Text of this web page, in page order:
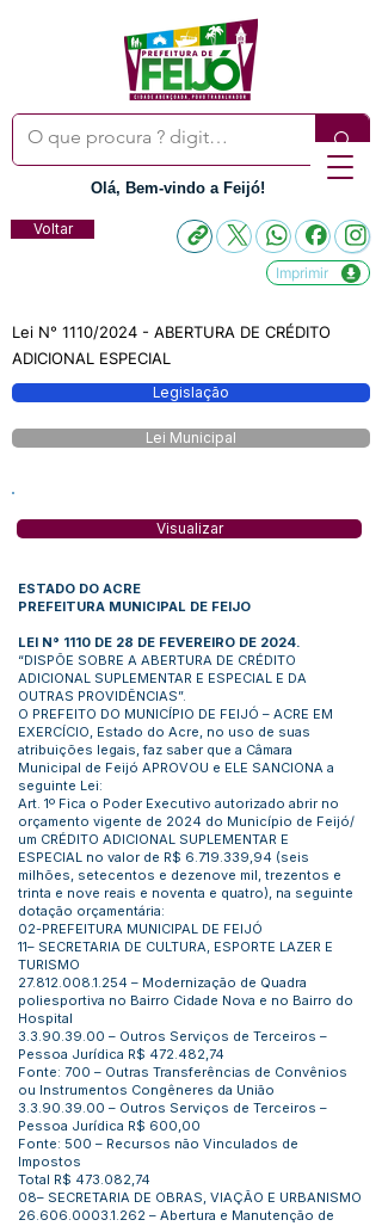
Olá, Bem-vindo a Feijó!
Voltar
Imprimir
Lei N° 1110/2024 - ABERTURA DE CRÉDITO
ADICIONAL ESPECIAL
Legislação
Lei Municipal
Visualizar
ESTADO DO ACRE
PREFEITURA MUNICIPAL DE FEIJO
LEI N° 1110 DE 28 DE FEVEREIRO DE 2024.
“DISPÕE SOBRE A ABERTURA DE CRÉDITO
ADICIONAL SUPLEMENTAR E ESPECIAL E DA
OUTRAS PROVIDÊNCIAS”.
O PREFEITO DO MUNICÍPIO DE FEIJÓ – ACRE EM
EXERCÍCIO, Estado do Acre, no uso de suas
atribuições legais, faz saber que a Câmara
Municipal de Feijó APROVOU e ELE SANCIONA a
seguinte Lei:
Art. 1º Fica o Poder Executivo autorizado abrir no
orçamento vigente de 2024 do Município de Feijó/
um CRÉDITO ADICIONAL SUPLEMENTAR E
ESPECIAL no valor de R$ 6.719.339,94 (seis
milhões, setecentos e dezenove mil, trezentos e
trinta e nove reais e noventa e quatro), na seguinte
dotação orçamentária:
02-PREFEITURA MUNICIPAL DE FEIJÓ
11– SECRETARIA DE CULTURA, ESPORTE LAZER E
TURISMO
27.812.008.1.254 – Modernização de Quadra
poliesportiva no Bairro Cidade Nova e no Bairro do
Hospital
3.3.90.39.00 – Outros Serviços de Terceiros –
Pessoa Jurídica R$ 472.482,74
Fonte: 700 – Outras Transferências de Convênios
ou Instrumentos Congêneres da União
3.3.90.39.00 – Outros Serviços de Terceiros –
Pessoa Jurídica R$ 600,00
Fonte: 500 – Recursos não Vinculados de
Impostos
Total R$ 473.082,74
08– SECRETARIA DE OBRAS, VIAÇÃO E URBANISMO
26.606.0003.1.262 – Abertura e Manutenção de